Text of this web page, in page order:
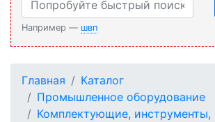
Например — швп
Главная
Каталог
Промышленное оборудование
Комплектующие, инструменты,